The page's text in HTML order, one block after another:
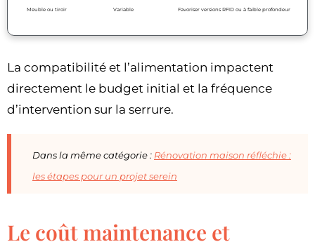
Meuble ou tiroir Variable Favoriser versions RFID ou à faible profondeur
La compatibilité et l’alimentation impactent
directement le budget initial et la fréquence
d’intervention sur la serrure.
Dans la même catégorie : Rénovation maison réfléchie :
les étapes pour un projet serein
Le coût maintenance et